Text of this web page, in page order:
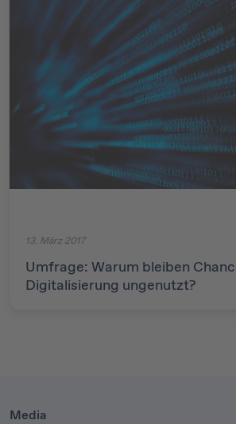
13. März 2017
Umfrage: Warum bleiben
Digitalisierung ungenutzt?
Media